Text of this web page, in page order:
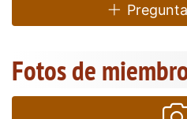
Fotos de